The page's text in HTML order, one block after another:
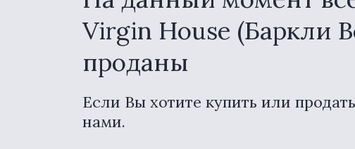
Virgin House (Баркли
проданы
Если Вы хотите купить или
нами.